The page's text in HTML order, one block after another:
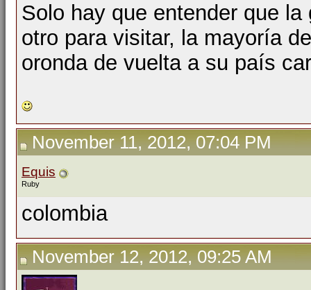
Solo hay que entender que
otro para visitar, la mayoría
oronda de vuelta a su país
November 11, 2012, 07:04 PM
Equis
Ruby
colombia
November 12, 2012, 09:25 AM